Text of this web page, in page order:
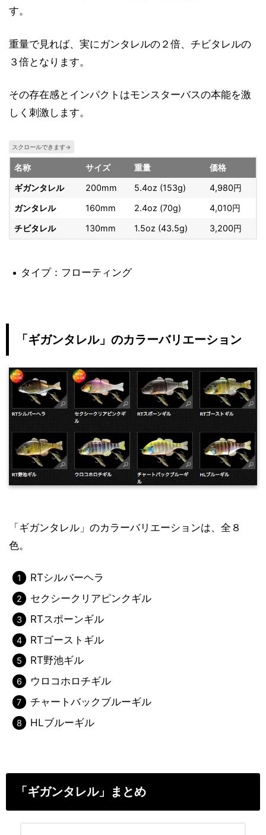
す。
重量で見れば、実にガンタレルの２倍、チビタレルの
３倍となります。
その存在感とインパクトはモンスターバスの本能を激
しく刺激します。
名称 サイズ 重量
価格
ギガンタレル
200mm 5.4oz (153g)
4,980円
ガンタレル
160mm 2.4oz (70g)
4,010円
チビタレル
130mm 1.5oz (43.5g) 3,200円
タイプ：フローティング
「ギガンタレル」のカラーバリエーション
「ギガンタレル」のカラーバリエーションは、全８
色。
RTシルバーヘラ
セクシークリアピンクギル
RTスポーンギル
RTゴーストギル
RT野池ギル
ウロコホロチギル
チャートバックブルーギル
HLブルーギル
「ギガンタレル」まとめ